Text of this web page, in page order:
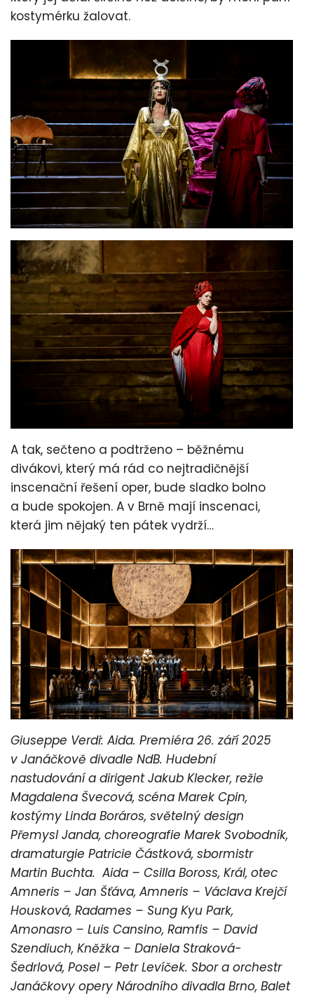
kostymérku žalovat.
A tak, sečteno a podtrženo – běžnému
divákovi, který má rád co nejtradičnější
inscenační řešení oper, bude sladko bolno
a bude spokojen. A v Brně mají inscenaci,
která jim nějaký ten pátek vydrží…
Giuseppe Verdi: Aida. Premiéra 26. září 2025
v Janáčkově divadle NdB. Hudební
nastudování a dirigent Jakub Klecker, režie
Magdalena Švecová, scéna Marek Cpin,
kostýmy Linda Boráros, světelný design
Přemysl Janda, choreografie Marek Svobodník,
dramaturgie Patricie Částková, sbormistr
Martin Buchta. Aida – Csilla Boross, Král, otec
Amneris – Jan Šťáva, Amneris – Václava Krejčí
Housková, Radames – Sung Kyu Park,
Amonasro – Luis Cansino, Ramfis – David
Szendiuch, Kněžka – Daniela Straková-
Šedrlová, Posel – Petr Levíček. Sbor a orchestr
Janáčkovy opery Národního divadla Brno, Balet